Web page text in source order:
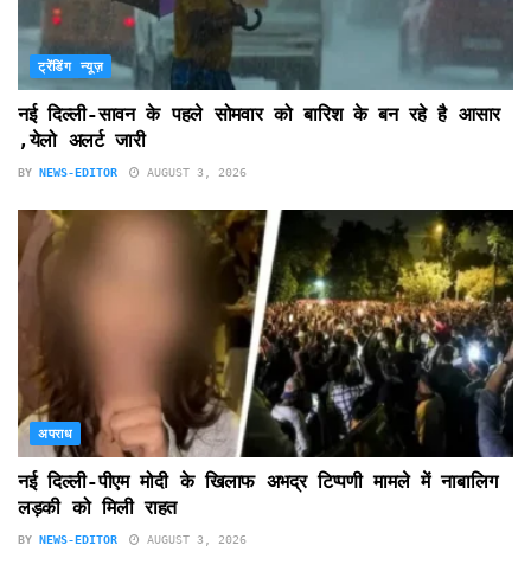
ट्रेंडिंग न्यूज़
नई दिल्ली-सावन के पहले सोमवार को बारिश के बन रहे है आसार
,येलो अलर्ट जारी
BY NEWS-EDITOR AUGUST 3, 2026
अपराध
नई दिल्ली-पीएम मोदी के खिलाफ अभद्र टिप्पणी मामले में नाबालिग
लड़की को मिली राहत
BY NEWS-EDITOR AUGUST 3, 2026